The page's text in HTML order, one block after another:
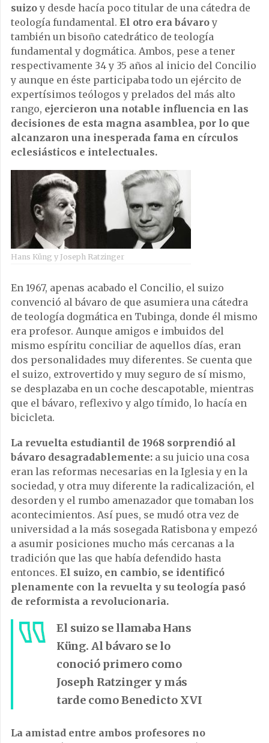
suizoy desde hacía poco titular de una cátedra de
teología fundamental. El otro era bávaroy
también un bisoño catedrático de teología
fundamental y dogmática. Ambos, pese a tener
respectivamente 34 y 35 años al inicio del Concilio
y aunque en éste participaba todo un ejército de
expertísimos teólogos y prelados del más alto
rango, ejercieron una notable influencia en las
decisiones de esta magna asamblea, por lo que
alcanzaron una inesperada fama en círculos
eclesiásticos e intelectuales.
Hans Küng y Joseph Ratzinger
En 1967, apenas acabado el Concilio, el suizo
convenció al bávaro de que asumiera una cátedra
de teología dogmática en Tubinga, donde él mismo
era profesor. Aunque amigos e imbuidos del
mismo espíritu conciliar de aquellos días, eran
dos personalidades muy diferentes. Se cuenta que
el suizo, extrovertido y muy seguro de sí mismo,
se desplazaba en un coche descapotable, mientras
que el bávaro, reflexivo y algo tímido, lo hacía en
bicicleta.
La revuelta estudiantil de 1968 sorprendió al
bávaro desagradablemente: a su juicio una cosa
eran las reformas necesarias en la Iglesia y en la
sociedad, y otra muy diferente la radicalización, el
desorden y el rumbo amenazador que tomaban los
acontecimientos. Así pues, se mudó otra vez de
universidad a la más sosegada Ratisbona y empezó
a asumir posiciones mucho más cercanas a la
tradición que las que había defendido hasta
entonces. El suizo, en cambio, se identificó
plenamente con la revuelta y su teología pasó
de reformista a revolucionaria.
El suizo se llamaba Hans
Küng. Al bávaro se lo
conoció primero como
Joseph Ratzinger y más
tarde como Benedicto XVI
La amistad entre ambos profesores no